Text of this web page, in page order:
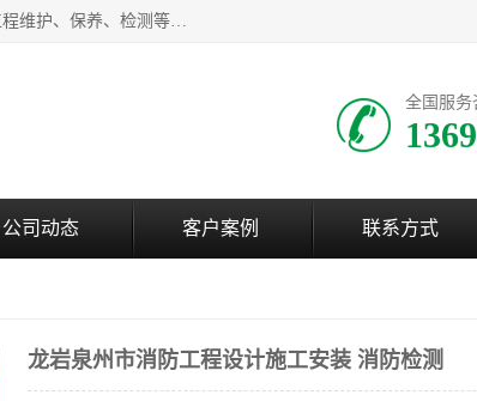
福建和天源消防安全科技有限公司厦门分公司经营范围：消防工程安全检测技术研发、技术咨询，消防工程维护、保养、检测等；主要的服务有：消防工程安全检测,消防工程施工,消防安全评估,消防维保,消防设施检测,消防维护保养,房屋安全鉴定,防雷装置检测,防火涂料检测,消防电气年检,泉州消防施工安装公司；消防器材、建材、五金制品零售。
全国服务
公司动态 客户案例 联系方式
龙岩泉州市消防工程设计施工安装 消防检测